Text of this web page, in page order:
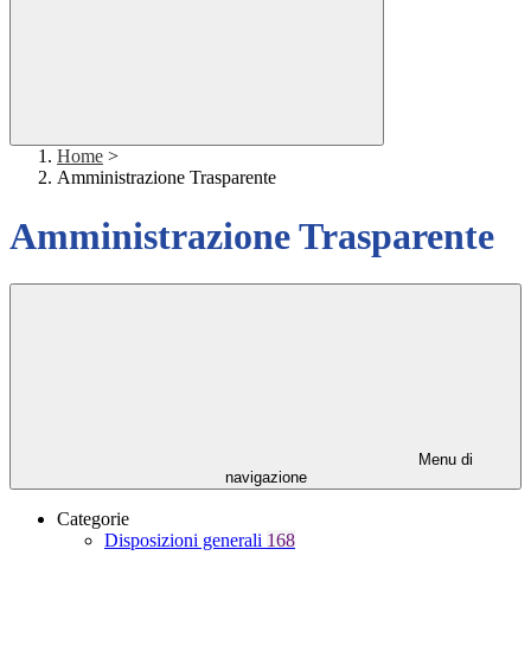
Home >
Amministrazione Trasparente
Amministrazione Trasparente
Menu di
navigazione
Categorie
Disposizioni generali 168